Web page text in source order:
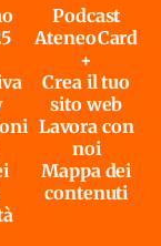
Podcast
AteneoCard
+
Crea il tuo
sito web
Lavora con
noi
Mappa dei
contenuti